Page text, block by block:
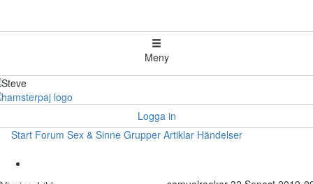
Meny
Logga in
Start Forum Sex & Sinne Grupper Artiklar Händelser